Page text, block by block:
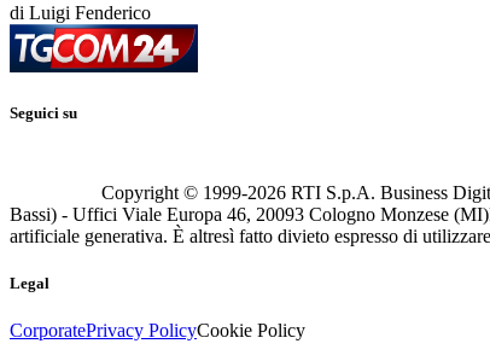
di Luigi Fenderico
Seguici su
Copyright © 1999-2026 RTI S.p.A. Business
Bassi) - Uffici Viale Europa 46, 20093 Cologno Monzese (MI)
artificiale generativa. È altresì fatto divieto espresso di
Legal
CorporatePrivacy PolicyCookie Policy